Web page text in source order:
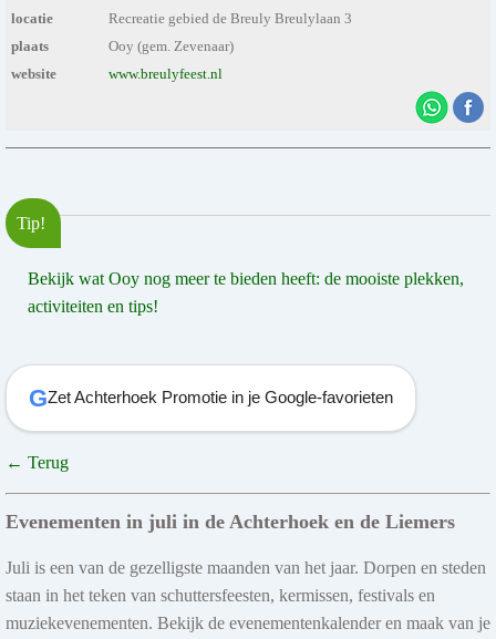
locatie
Recreatie gebied de Breuly Breulylaan 3
plaats
Ooy (gem. Zevenaar)
website
www.breulyfeest.nl
Tip!
Bekijk wat Ooy nog meer te bieden heeft: de mooiste plekken,
activiteiten en tips!
GZet Achterhoek Promotie in je Google-favorieten
← Terug
Evenementen in juli in de Achterhoek en de Liemers
Juli is een van de gezelligste maanden van het jaar. Dorpen en steden
staan in het teken van schuttersfeesten, kermissen, festivals en
muziekevenementen. Bekijk de evenementenkalender en maak van je